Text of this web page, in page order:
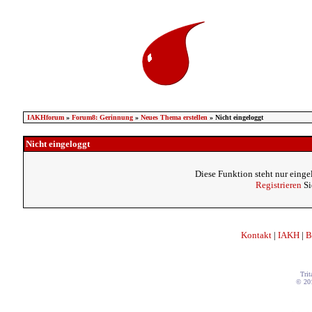
IAKHforum» Forum8: Gerinnung» Neues Thema erstellen » Nicht eingeloggt
Nicht eingeloggt
Diese Funktion steht nur
Registrieren
Kontakt | IAKH |
©